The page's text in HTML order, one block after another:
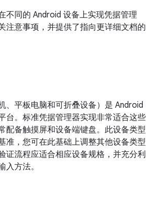
不同的 Android 设备上实现凭据管理
注意事项，并提供了指向更详细文档的
、平板电脑和可折叠设备）是 Android
台。标准凭据管理器实现非常适合这些
配备触摸屏和设备端键盘。此设备类型
准，您可在此基础上调整其他设备类型
证流程应适合相应设备规格，并充分利
入方法。